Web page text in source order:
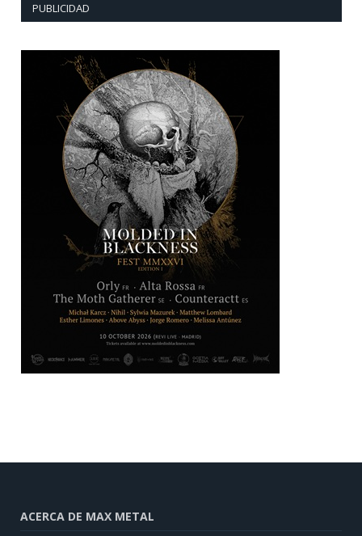
PUBLICIDAD
ACERCA DE MAX METAL